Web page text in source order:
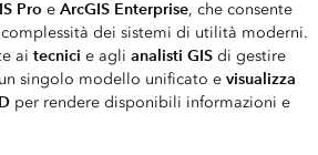
Pro e ArcGIS Enterprise, che consente
dei sistemi di utilità moderni.
ai tecnici e agli analisti GISdi gestire
singolo modello unificato e visualizza
per rendere disponibili informazioni e